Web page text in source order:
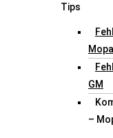
Tips
GM
–